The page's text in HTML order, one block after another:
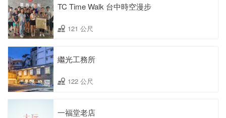
TC Time Walk 台中時空漫步
121 公尺
繼光工務所
122 公尺
一福堂老店